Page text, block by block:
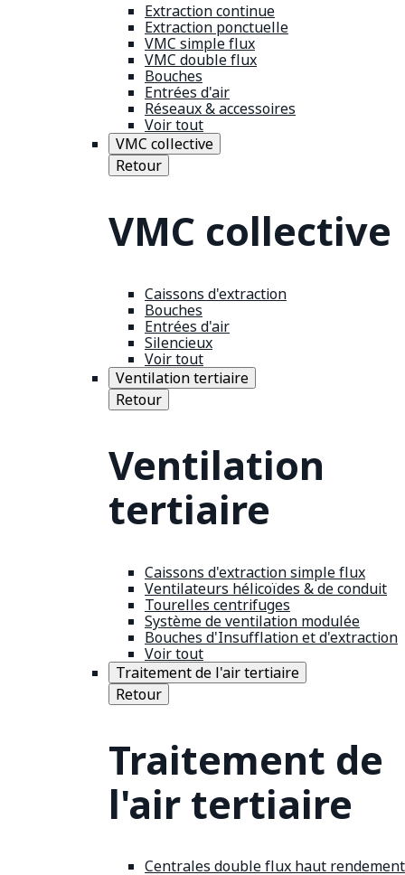
Extraction continue
Extraction ponctuelle
VMC simple flux
VMC double flux
Bouches
Entrées d'air
Réseaux & accessoires
Voir tout
VMC collective
Retour
VMC collective
Caissons d'extraction
Bouches
Entrées d'air
Silencieux
Voir tout
Ventilation tertiaire
Retour
Ventilation
tertiaire
Caissons d'extraction simple flux
Ventilateurs hélicoïdes & de conduit
Tourelles centrifuges
Système de ventilation modulée
Bouches d'Insufflation et d'extraction
Voir tout
Traitement de l'air tertiaire
Retour
Traitement de
l'air tertiaire
Centrales double flux haut rendement